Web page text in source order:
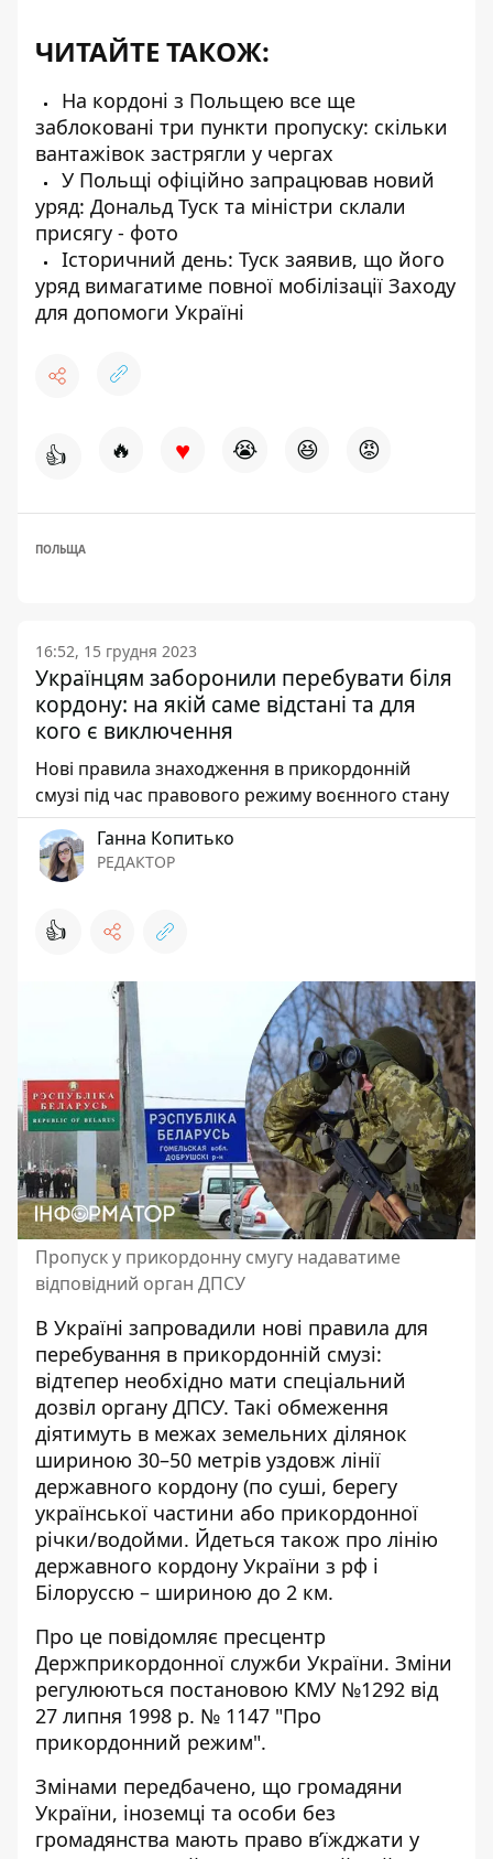
ЧИТАЙТЕ ТАКОЖ:
На кордоні з Польщею все ще
заблоковані три пункти пропуску: скільки
вантажівок застрягли у чергах
У Польщі офіційно запрацював новий
уряд: Дональд Туск та міністри склали
присягу - фото
Історичний день: Туск заявив, що його
уряд вимагатиме повної мобілізації Заходу
для допомоги Україні
👍 🔥 ♥ 😭 😆 😡
ПОЛЬЩА
16:52, 15 грудня 2023
Українцям заборонили перебувати біля
кордону: на якій саме відстані та для
кого є виключення
Нові правила знаходження в прикордонній
смузі під час правового режиму воєнного стану
Ганна Копитько
РЕДАКТОР
👍
Пропуск у прикордонну смугу надаватиме
відповідний орган ДПСУ
В Україні запровадили нові правила для
перебування в прикордонній смузі:
відтепер необхідно мати спеціальний
дозвіл органу ДПСУ. Такі обмеження
діятимуть в межах земельних ділянок
шириною 30–50 метрів уздовж лінії
державного кордону (по суші, берегу
української частини або прикордонної
річки/водойми. Йдеться також про лінію
державного кордону України з рф і
Білоруссю – шириною до 2 км.
Про це повідомляє пресцентр
Держприкордонної служби України. Зміни
регулюються постановою КМУ №1292 від
27 липня 1998 р. № 1147 "Про
прикордонний режим".
Змінами передбачено, що громадяни
України, іноземці та особи без
громадянства мають право в’їжджати у